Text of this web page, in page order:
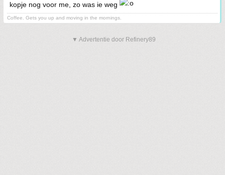
kopje nog voor me, zo was ie weg
Coffee. Gets you up and moving in the mornings.
▼ Advertentie door Refinery89